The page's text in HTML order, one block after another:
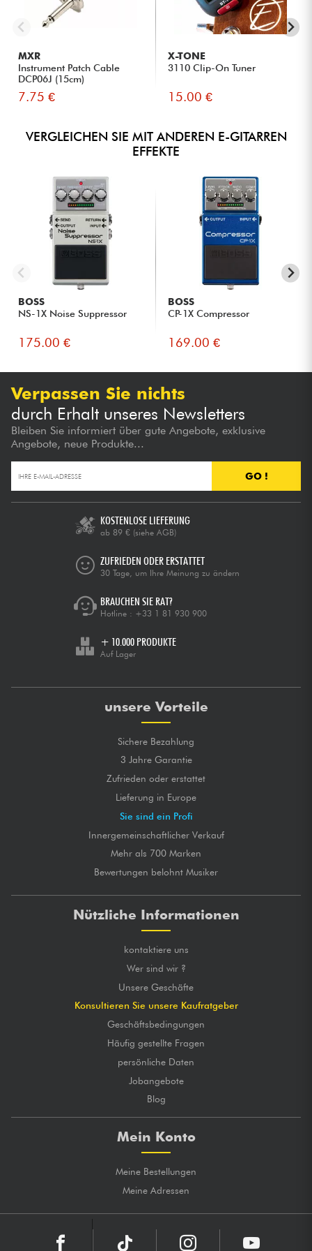
DIE MEINUNGEN VON EXPERTEN
Ultra-effiziente Geräuschunterdrückung ohne
Beeinträchtigung der Klangqualität.
MXR
Instrument Patch Cable
DCP06J (15cm)
7.75 €
X-TONE
3110 Clip-On Tuner
15.00 €
VERGLEICHEN SIE MIT ANDEREN E-GITARREN
EFFEKTE
BOSS
NS-1X Noise Suppressor
175.00 €
BOSS
CP-1X Compressor
169.00 €
Verpassen Sie nichts
durch Erhalt unseres Newsletters
Bleiben Sie informiert über gute Angebote, exklusive
Angebote, neue Produkte...
GO !
KOSTENLOSE LIEFERUNG
ab 89 € (siehe AGB)
ZUFRIEDEN ODER ERSTATTET
30 Tage, um Ihre Meinung zu ändern
BRAUCHEN SIE RAT?
Hotline : +33 1 81 930 900
+ 10.000 PRODUKTE
Auf Lager
unsere Vorteile
Sichere Bezahlung
3 Jahre Garantie
Zufrieden oder erstattet
Lieferung in Europe
Sie sind ein Profi
Innergemeinschaftlicher Verkauf
Mehr als 700 Marken
Bewertungen belohnt Musiker
Nützliche Informationen
kontaktiere uns
Wer sind wir ?
Unsere Geschäfte
Konsultieren Sie unsere Kaufratgeber
Geschäftsbedingungen
Häufig gestellte Fragen
persönliche Daten
Jobangebote
Blog
Mein Konto
Meine Bestellungen
Meine Adressen